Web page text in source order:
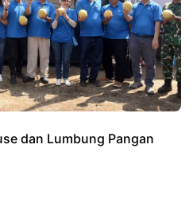
dan Lumbung Pangan